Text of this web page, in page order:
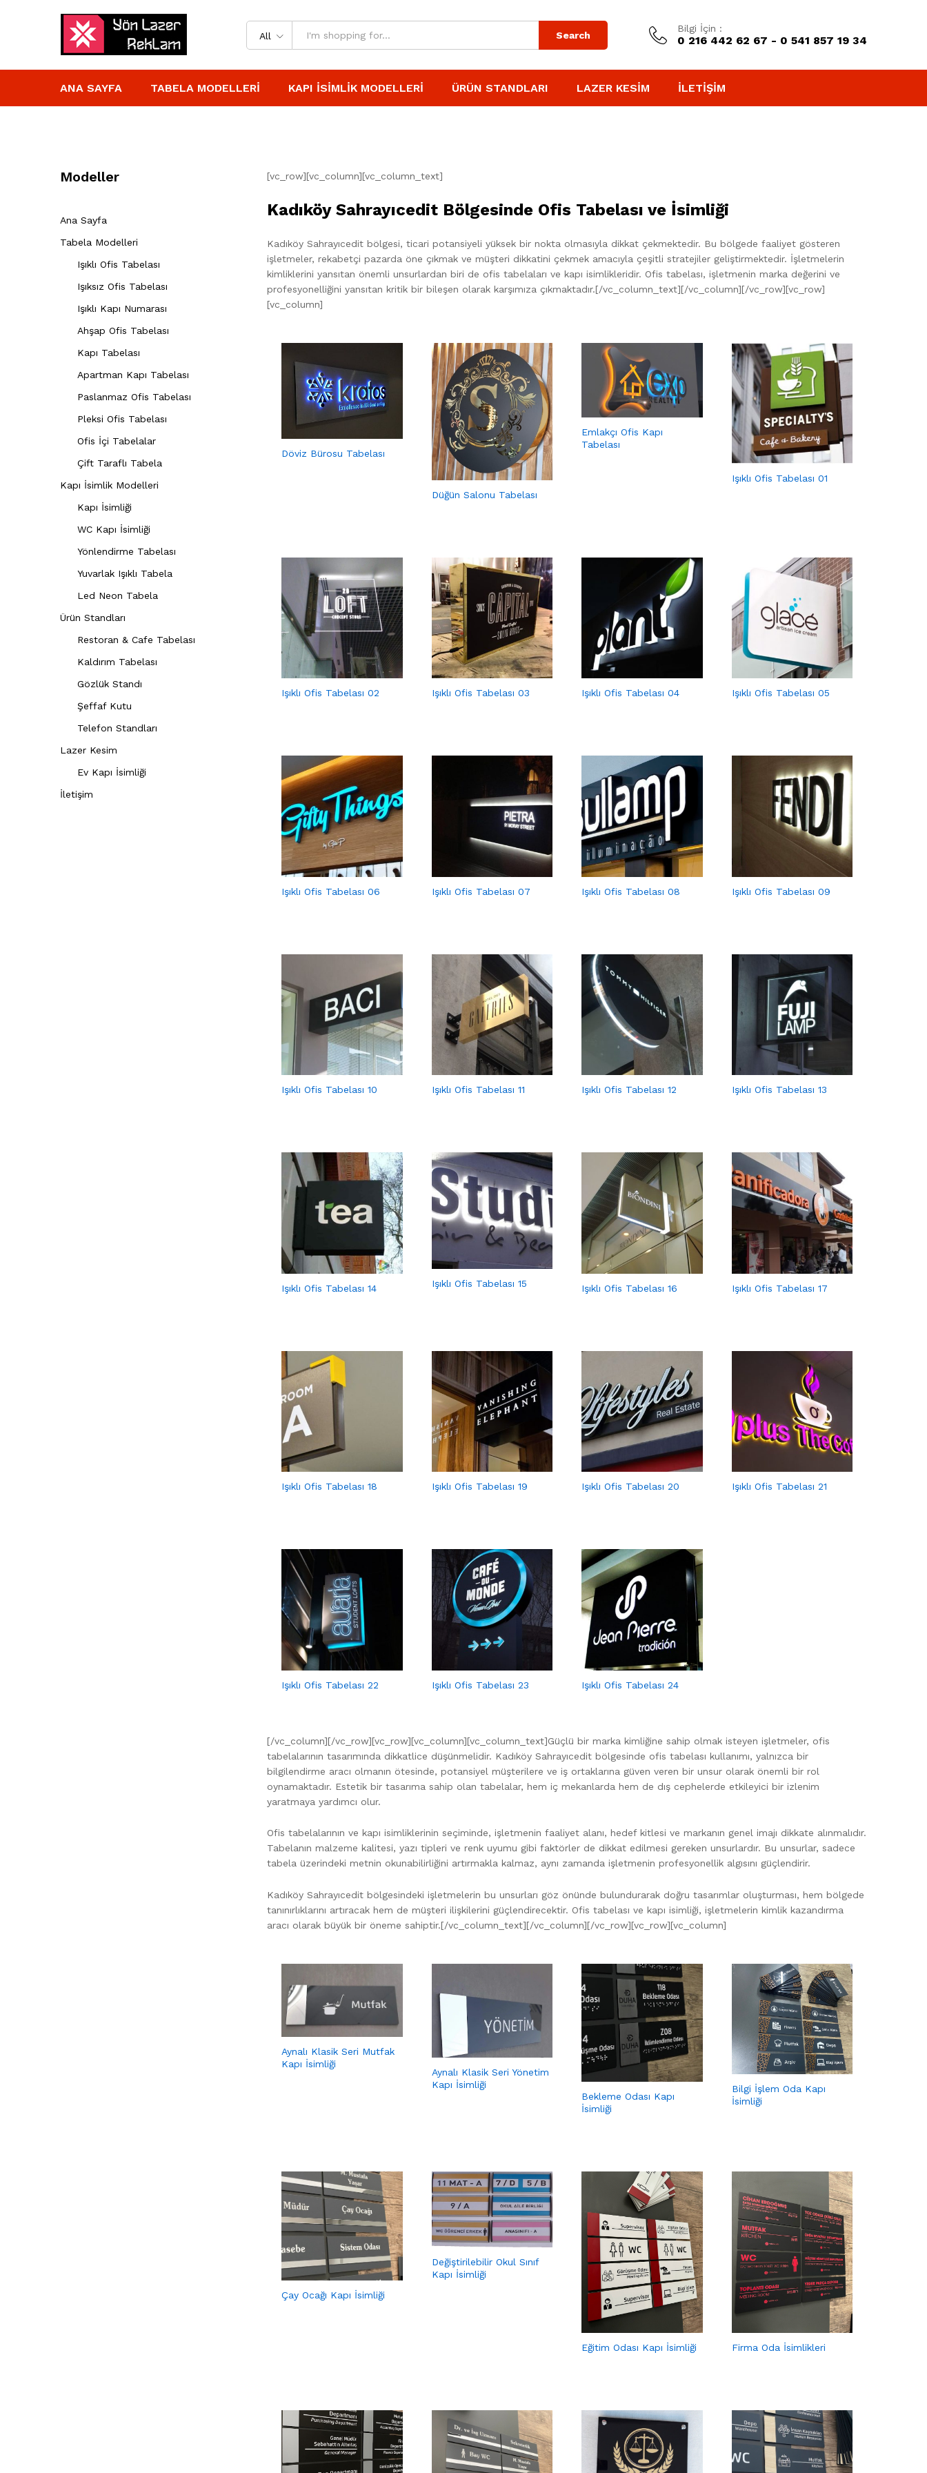
All Search
Bilgi İçin :
0 216 442 62 67 - 0 541 857 19 34
ANA SAYFA TABELA MODELLERI KAPI İSIMLIK MODELLERI ÜRÜN STANDLARI LAZER KESIM İLETIŞIM
[vc_row][vc_column][vc_column_text]
Kadıköy Sahrayıcedit Bölgesinde Ofis Tabelası ve İsimliği
Kadıköy Sahrayıcedit bölgesi, ticari potansiyeli yüksek bir nokta olmasıyla dikkat çekmektedir. Bu bölgede faaliyet gösteren
işletmeler, rekabetçi pazarda öne çıkmak ve müşteri dikkatini çekmek amacıyla çeşitli stratejiler geliştirmektedir. İşletmelerin
kimliklerini yansıtan önemli unsurlardan biri de ofis tabelaları ve kapı isimlikleridir. Ofis tabelası, işletmenin marka değerini ve
profesyonelliğini yansıtan kritik bir bileşen olarak karşımıza çıkmaktadır.[/vc_column_text][/vc_column][/vc_row][vc_row]
[vc_column]
Döviz Bürosu Tabelası
Düğün Salonu Tabelası
Emlakçı Ofis Kapı
Tabelası
Işıklı Ofis Tabelası 01
Işıklı Ofis Tabelası 02 Işıklı Ofis Tabelası 03 Işıklı Ofis Tabelası 04 Işıklı Ofis Tabelası 05
Işıklı Ofis Tabelası 06 Işıklı Ofis Tabelası 07 Işıklı Ofis Tabelası 08 Işıklı Ofis Tabelası 09
Işıklı Ofis Tabelası 10 Işıklı Ofis Tabelası 11 Işıklı Ofis Tabelası 12 Işıklı Ofis Tabelası 13
Işıklı Ofis Tabelası 14 Işıklı Ofis Tabelası 15 Işıklı Ofis Tabelası 16 Işıklı Ofis Tabelası 17
Işıklı Ofis Tabelası 18 Işıklı Ofis Tabelası 19 Işıklı Ofis Tabelası 20 Işıklı Ofis Tabelası 21
Işıklı Ofis Tabelası 22 Işıklı Ofis Tabelası 23 Işıklı Ofis Tabelası 24
[/vc_column][/vc_row][vc_row][vc_column][vc_column_text]Güçlü bir marka kimliğine sahip olmak isteyen işletmeler, ofis
tabelalarının tasarımında dikkatlice düşünmelidir. Kadıköy Sahrayıcedit bölgesinde ofis tabelası kullanımı, yalnızca bir
bilgilendirme aracı olmanın ötesinde, potansiyel müşterilere ve iş ortaklarına güven veren bir unsur olarak önemli bir rol
oynamaktadır. Estetik bir tasarıma sahip olan tabelalar, hem iç mekanlarda hem de dış cephelerde etkileyici bir izlenim
yaratmaya yardımcı olur.
Ofis tabelalarının ve kapı isimliklerinin seçiminde, işletmenin faaliyet alanı, hedef kitlesi ve markanın genel imajı dikkate alınmalıdır.
Tabelanın malzeme kalitesi, yazı tipleri ve renk uyumu gibi faktörler de dikkat edilmesi gereken unsurlardır. Bu unsurlar, sadece
tabela üzerindeki metnin okunabilirliğini artırmakla kalmaz, aynı zamanda işletmenin profesyonellik algısını güçlendirir.
Kadıköy Sahrayıcedit bölgesindeki işletmelerin bu unsurları göz önünde bulundurarak doğru tasarımlar oluşturması, hem bölgede
tanınırlıklarını artıracak hem de müşteri ilişkilerini güçlendirecektir. Ofis tabelası ve kapı isimliği, işletmelerin kimlik kazandırma
aracı olarak büyük bir öneme sahiptir.[/vc_column_text][/vc_column][/vc_row][vc_row][vc_column]
Aynalı Klasik Seri Mutfak
Kapı İsimliği
Aynalı Klasik Seri Yönetim
Kapı İsimliği
Bekleme Odası Kapı
İsimliği
Bilgi İşlem Oda Kapı
İsimliği
Çay Ocağı Kapı İsimliği
Değiştirilebilir Okul Sınıf
Kapı İsimliği
Eğitim Odası Kapı İsimliği Firma Oda İsimlikleri
Modeller
Ana Sayfa
Tabela Modelleri
Işıklı Ofis Tabelası
Işıksız Ofis Tabelası
Işıklı Kapı Numarası
Ahşap Ofis Tabelası
Kapı Tabelası
Apartman Kapı Tabelası
Paslanmaz Ofis Tabelası
Pleksi Ofis Tabelası
Ofis İçi Tabelalar
Çift Taraflı Tabela
Kapı İsimlik Modelleri
Kapı İsimliği
WC Kapı İsimliği
Yönlendirme Tabelası
Yuvarlak Işıklı Tabela
Led Neon Tabela
Ürün Standları
Restoran & Cafe Tabelası
Kaldırım Tabelası
Gözlük Standı
Şeffaf Kutu
Telefon Standları
Lazer Kesim
Ev Kapı İsimliği
İletişim